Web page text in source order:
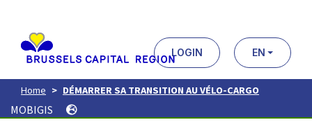
contenu
principal
LOGIN EN
Home DÉMARRER SA TRANSITION AU VÉLO-CARGO
MOBIGIS